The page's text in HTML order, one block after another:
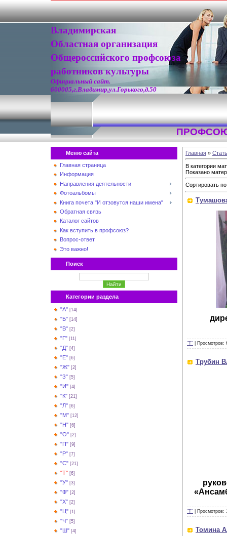
Владимирская
Областная организация
Общероссийского профсоюза
работников культуры
Официальный сайт.
600005,г.Владимир,ул.Горького,д.50
Меню сайта
Главная страница
Информация
Направления деятельности
Фотоальбомы
Книга почета "И отзовутся наши имена"
Обратная связь
Каталог сайтов
Как вступить в профсоюз?
Вопрос-ответ
Это важно!
Поиск
Категории раздела
"А" [14]
"Б" [14]
"В" [2]
"Г" [11]
"Д" [4]
"Е" [6]
"Ж" [2]
"З" [5]
"И" [4]
"К" [21]
"Л" [6]
"М" [12]
"Н" [6]
"О" [2]
"П" [9]
"Р" [7]
"С" [21]
"Т" [6]
"У" [3]
"Ф" [2]
"Х" [2]
"Ц" [1]
"Ч" [5]
"Ш" [4]
Главная »
В категории
Показано
Сортировать по
"Т" Просмотров:
Трубин
"Т" Просмотров:
Томина